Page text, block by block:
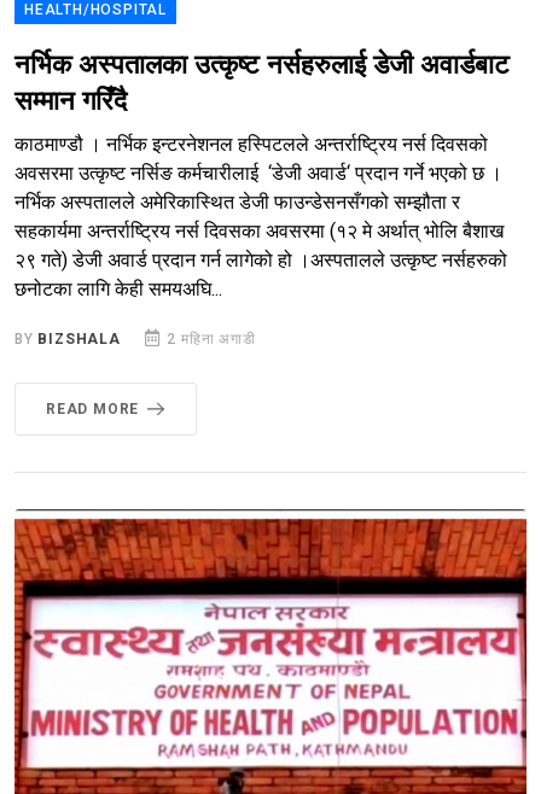
HEALTH/HOSPITAL
नर्भिक अस्पतालका उत्कृष्ट नर्सहरुलाई डेजी अवार्डबाट
सम्मान गरिँदै
काठमाण्डौ । नर्भिक इन्टरनेशनल हस्पिटलले अन्तर्राष्ट्रिय नर्स दिवसको
अवसरमा उत्कृष्ट नर्सिङ कर्मचारीलाई ‘डेजी अवार्ड‘ प्रदान गर्ने भएको छ ।
नर्भिक अस्पतालले अमेरिकास्थित डेजी फाउन्डेसनसँगको सम्झौता र
सहकार्यमा अन्तर्राष्ट्रिय नर्स दिवसका अवसरमा (१२ मे अर्थात् भोलि बैशाख
२९ गते) डेजी अवार्ड प्रदान गर्न लागेको हो ।अस्पतालले उत्कृष्ट नर्सहरुको
छनोटका लागि केही समयअघि...
BY BIZSHALA 2 महिना अगाडी
READ MORE